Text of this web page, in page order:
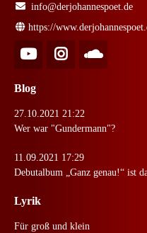
info@derjohannespoet.de
https://
Blog
27.10.2021 21:22
Wer war "Gundermann"?
11.09.2021 17:29
Debutalbum „Ganz genau!“ ist
Lyrik
Für groß und klein